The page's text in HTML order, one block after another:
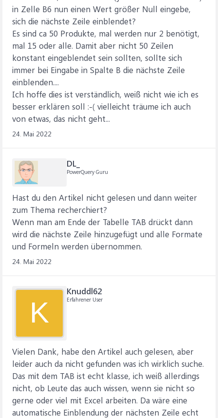
in Zelle B6 nun einen Wert größer Null eingebe,
sich die nächste Zeile einblendet?
Es sind ca 50 Produkte, mal werden nur 2 benötigt,
mal 15 oder alle. Damit aber nicht 50 Zeilen
konstant eingeblendet sein sollten, sollte sich
immer bei Eingabe in Spalte B die nächste Zeile
einblenden....
Ich hoffe dies ist verständlich, weiß nicht wie ich es
besser erklären soll :-( vielleicht träume ich auch
von etwas, das nicht geht...
24. Mai 2022
DL_
PowerQuery Guru
Hast du den Artikel nicht gelesen und dann weiter
zum Thema recherchiert?
Wenn man am Ende der Tabelle TAB drückt dann
wird die nächste Zeile hinzugefügt und alle Formate
und Formeln werden übernommen.
24. Mai 2022
K
Knuddl62
Erfahrener User
Vielen Dank, habe den Artikel auch gelesen, aber
leider auch da nicht gefunden was ich wirklich suche.
Das mit dem TAB ist echt klasse, ich weiß allerdings
nicht, ob Leute das auch wissen, wenn sie nicht so
gerne oder viel mit Excel arbeiten. Da wäre eine
automatische Einblendung der nächsten Zeile echt